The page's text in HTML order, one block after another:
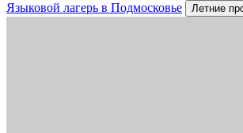
Языковой лагерь в Подмосковье
Летние